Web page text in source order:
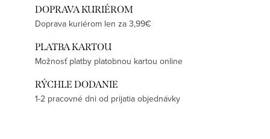
DOPRAVA KURIÉROM
Doprava kuriérom len za 3,99€
PLATBA KARTOU
Možnosť platby platobnou kartou online
RÝCHLE DODANIE
1-2 pracovné dni od prijatia objednávky